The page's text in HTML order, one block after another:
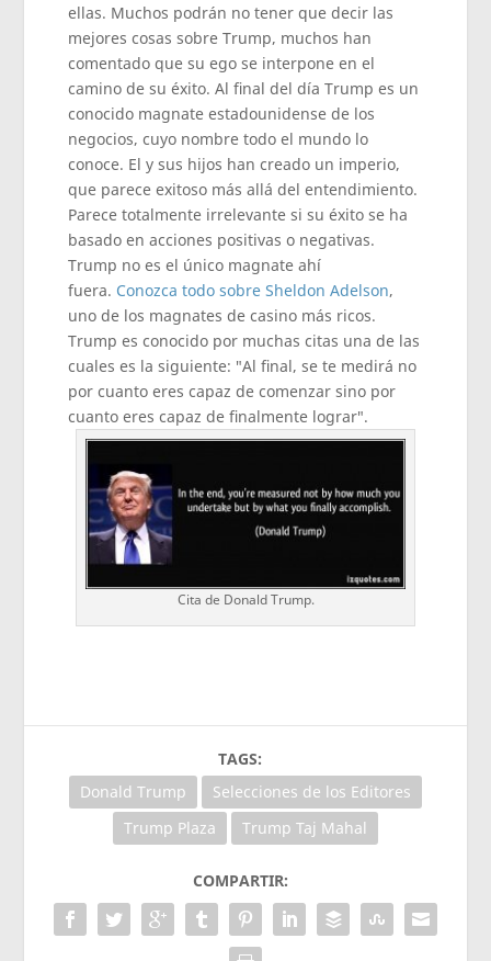
ellas. Muchos podrán no tener que decir las
mejores cosas sobre Trump, muchos han
comentado que su ego se interpone en el
camino de su éxito. Al final del día Trump es un
conocido magnate estadounidense de los
negocios, cuyo nombre todo el mundo lo
conoce. El y sus hijos han creado un imperio,
que parece exitoso más allá del entendimiento.
Parece totalmente irrelevante si su éxito se ha
basado en acciones positivas o negativas.
Trump no es el único magnate ahí
fuera. Conozca todo sobre Sheldon Adelson,
uno de los magnates de casino más ricos.
Trump es conocido por muchas citas una de las
cuales es la siguiente: "Al final, se te medirá no
por cuanto eres capaz de comenzar sino por
cuanto eres capaz de finalmente lograr".
Cita de Donald Trump.
TAGS:
Donald Trump
Selecciones de los Editores
Trump Plaza
Trump Taj Mahal
COMPARTIR: